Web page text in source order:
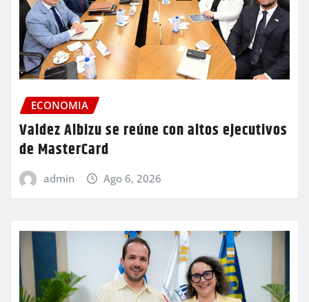
ECONOMIA
Valdez Albizu se reúne con altos ejecutivos
de MasterCard
admin Ago 6, 2026